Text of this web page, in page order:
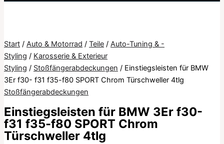
Start / Auto & Motorrad / Teile / Auto-Tuning & -
Styling / Karosserie & Exterieur
Styling / Stoßfängerabdeckungen / Einstiegsleisten für BMW
3Er f30- f31 f35-f80 SPORT Chrom Türschweller 4tlg
Stoßfängerabdeckungen
Einstiegsleisten für BMW 3Er f30-
f31 f35-f80 SPORT Chrom
Türschweller 4tlg